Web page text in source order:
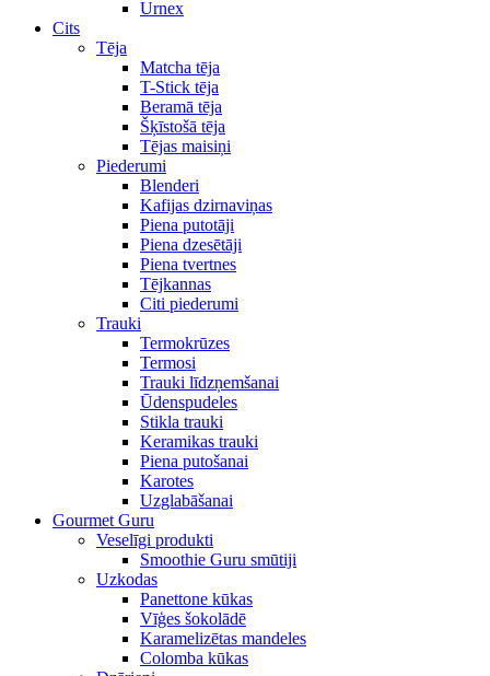
Urnex
Cits
Tēja
Matcha tēja
T-Stick tēja
Beramā tēja
Šķīstošā tēja
Tējas maisiņi
Piederumi
Blenderi
Kafijas dzirnaviņas
Piena putotāji
Piena dzesētāji
Piena tvertnes
Tējkannas
Citi piederumi
Trauki
Termokrūzes
Termosi
Trauki līdzņemšanai
Ūdenspudeles
Stikla trauki
Keramikas trauki
Piena putošanai
Karotes
Uzglabāšanai
Gourmet Guru
Veselīgi produkti
Smoothie Guru smūtiji
Uzkodas
Panettone kūkas
Vīģes šokolādē
Karamelizētas mandeles
Colomba kūkas